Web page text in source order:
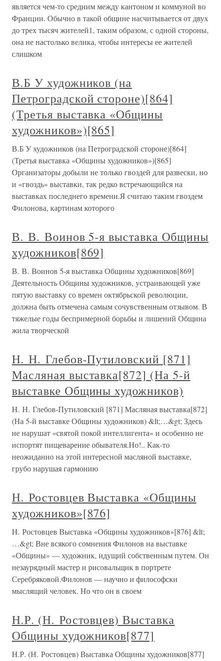
является чем-то средним между кантоном и коммуной во
Франции. Обычно в такой общине насчитывается от двух
до трех тысяч жителей1, таким образом, с одной стороны,
она не настолько велика, чтобы интересы ее жителей
слишком
В.Б У художников (на
Петроградской стороне)[864]
(Третья выставка «Общины
художников»)[865]
В.Б У художников (на Петроградской стороне)[864]
(Третья выставка «Общины художников»)[865]
Организаторы добыли не только гвоздей для развески, но
и «гвоздь» выставки, так редко встречающийся на
выставках последнего времени.Я считаю таким гвоздем
Филонова, картинам которого
В. В. Воинов 5-я выставка Общины
художников[869]
В. В. Воинов 5-я выставка Общины художников[869]
Деятельность Общины художников, устраивающей уже
пятую выставку со времен октябрьской революции,
должна быть отмечена самым сочувственным отзывом. В
тяжелые годы беспримерной борьбы и лишений Община
жила творческой
Н. Н. Глебов-Путиловский [871]
Масляная выставка[872] (На 5-й
выставке Общины художников)
Н. Н. Глебов-Путиловский [871] Масляная выставка[872]
(На 5-й выставке Общины художников) &lt;…&gt; Здесь
не нарушат «святой покой интеллигента» и особенно не
испортят пищеварение обывателя.Но!.. Как-то
неожиданно на этой интересной масляной выставке,
грубо нарушая гармонию
Н. Ростовцев Выставка «Общины
художников»[876]
Н. Ростовцев Выставка «Общины художников»[876] &lt;
…&gt; Вне всякого сомнения Филонов на выставке
«Общины» — художник, идущий собственным путем. Он
незаурядный мастер и рисовальщик в портрете
Серебряковой.Филонов — научно и философски
мыслящий человек. Но что он в своем
Н.Р. (Н. Ростовцев) Выставка
Общины художников[877]
Н.Р. (Н. Ростовцев) Выставка Общины художников[877]